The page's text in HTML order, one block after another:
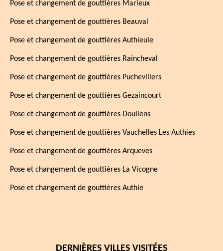
Pose et changement de gouttières Marieux
Pose et changement de gouttières Beauval
Pose et changement de gouttières Authieule
Pose et changement de gouttières Raincheval
Pose et changement de gouttières Puchevillers
Pose et changement de gouttières Gezaincourt
Pose et changement de gouttières Doullens
Pose et changement de gouttières Vauchelles Les Authies
Pose et changement de gouttières Arqueves
Pose et changement de gouttières La Vicogne
Pose et changement de gouttières Authie
DERNIÈRES VILLES VISITÉES